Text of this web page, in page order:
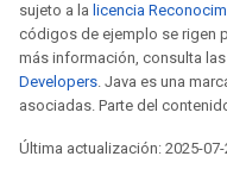
sujeto a la licencia
códigos de ejemplo se rigen
más información, consulta las
Developers. Java es una
asociadas. Parte del
Última actualización: 2025-07-